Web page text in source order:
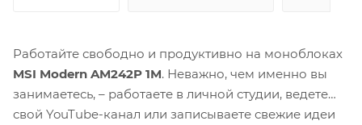
Работайте свободно и продуктивно на моноблоках
MSI Modern AM242P 1M. Неважно, чем именно вы
занимаетесь, – работаете в личной студии, ведете
свой YouTube-канал или записываете свежие идеи